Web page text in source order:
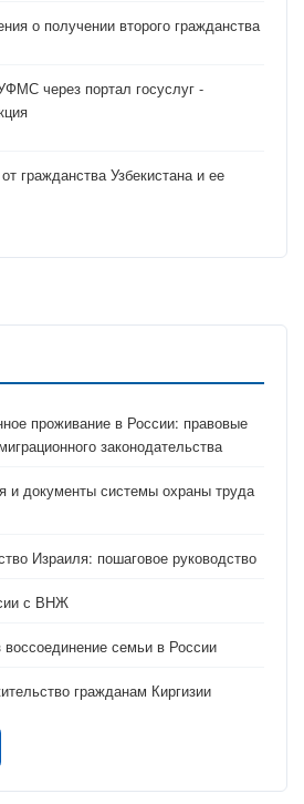
о получении второго гражданства
через портал госуслуг -
гражданства Узбекистана и ее
проживание в России: правовые
законодательства
и документы системы охраны труда
Израиля: пошаговое руководство
с ВНЖ
семьи в России
гражданам Киргизии